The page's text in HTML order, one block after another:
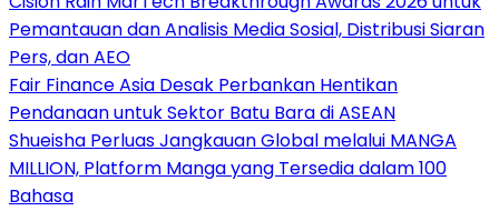
Pemantauan dan Analisis Media Sosial, Distribusi Siaran
Pers, dan AEO
Fair Finance Asia Desak Perbankan Hentikan
Pendanaan untuk Sektor Batu Bara di ASEAN
Shueisha Perluas Jangkauan Global melalui MANGA
MILLION, Platform Manga yang Tersedia dalam 100
Bahasa